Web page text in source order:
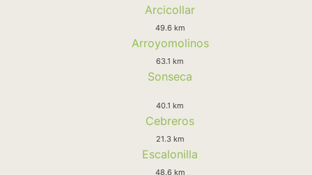
Arcicollar
49.6 km
Arroyomolinos
63.1 km
Sonseca
40.1 km
Cebreros
21.3 km
Escalonilla
48.6 km